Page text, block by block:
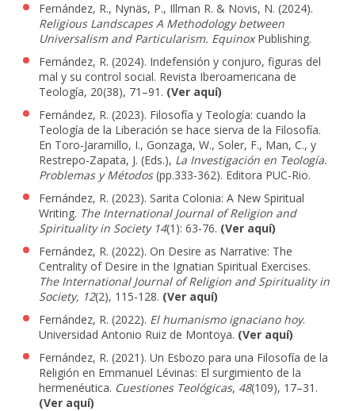
Fernández, R., Nynäs, P., Illman R. & Novis, N. (2024).
Religious Landscapes A Methodology between
Universalism and Particularism. EquinoxPublishing.
Fernández, R. (2024). Indefensión y conjuro, figuras del
mal y su control social. Revista Iberoamericana de
Teología, 20(38), 71–91. (Ver aquí)
Fernández, R. (2023). Filosofía y Teología: cuando la
Teología de la Liberación se hace sierva de la Filosofía.
En Toro-Jaramillo, I., Gonzaga, W., Soler, F., Man, C., y
Restrepo-Zapata, J. (Eds.), La Investigación en Teología.
Problemas y Métodos(pp.333-362). Editora PUC-Rio.
Fernández, R. (2023). Sarita Colonia: A New Spiritual
Writing. The International Journal of Religion and
Spirituality in Society 14(1): 63-76. (Ver aquí)
Fernández, R. (2022). On Desire as Narrative: The
Centrality of Desire in the Ignatian Spiritual Exercises.
The International Journal of Religion and Spirituality in
Society, 12(2), 115-128. (Ver aquí)
Fernández, R. (2022). El humanismo ignaciano hoy.
Universidad Antonio Ruiz de Montoya. (Ver aquí)
Fernández, R. (2021). Un Esbozo para una Filosofía de la
Religión en Emmanuel Lévinas: El surgimiento de la
hermenéutica. Cuestiones Teológicas, 48(109), 17–31 .
(Ver aquí)